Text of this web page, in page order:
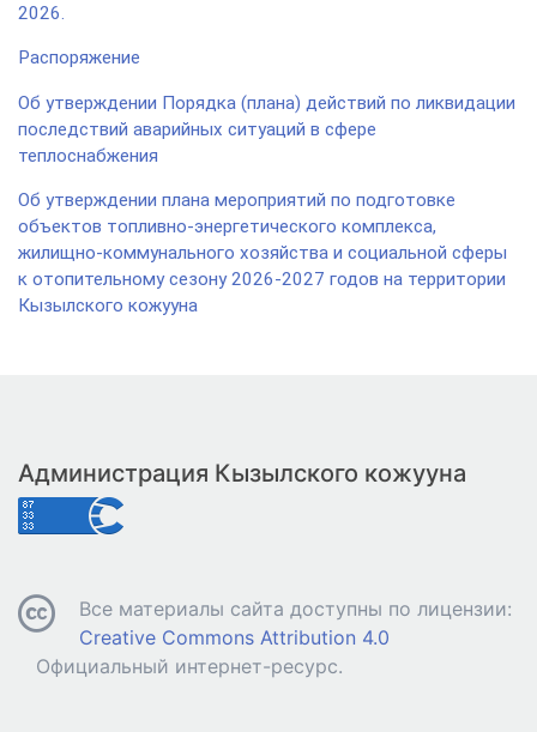
2026.
Распоряжение
Об утверждении Порядка (плана) действий по ликвидации
последствий аварийных ситуаций в сфере
теплоснабжения
Об утверждении плана мероприятий по подготовке
объектов топливно-энергетического комплекса,
жилищно-коммунального хозяйства и социальной сферы
к отопительному сезону 2026-2027 годов на территории
Кызылского кожууна
Администрация Кызылского кожууна
Все материалы сайта доступны по лицензии:
Creative Commons Attribution 4.0
Официальный интернет-ресурс.